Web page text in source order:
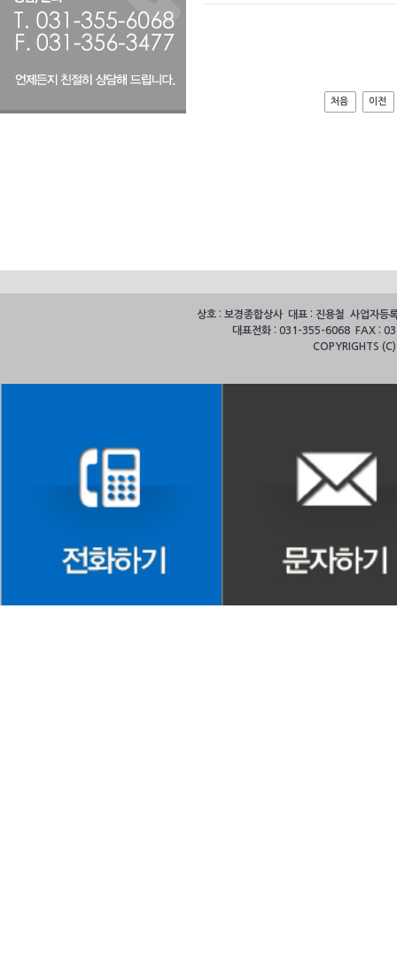
처음 이전
상호 : 보경종합상사 대표 : 진용철 사업자
대표전화 : 031-355-6068 FAX :
COPYRIGHTS (C)